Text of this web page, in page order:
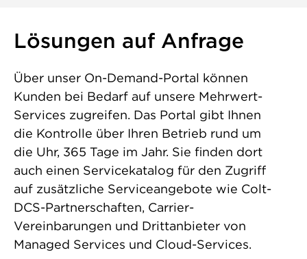
Lösungen auf Anfrage
Über unser On-Demand-Portal können
Kunden bei Bedarf auf unsere Mehrwert-
Services zugreifen. Das Portal gibt Ihnen
die Kontrolle über Ihren Betrieb rund um
die Uhr, 365 Tage im Jahr. Sie finden dort
auch einen Servicekatalog für den Zugriff
auf zusätzliche Serviceangebote wie Colt-
DCS-Partnerschaften, Carrier-
Vereinbarungen und Drittanbieter von
Managed Services und Cloud-Services.